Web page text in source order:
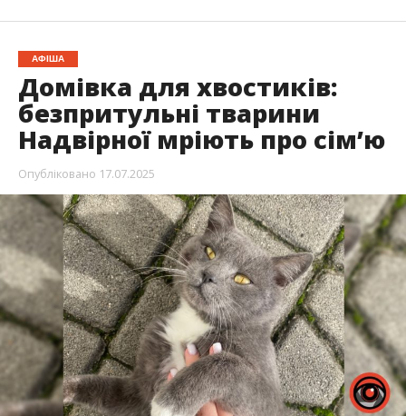
АФІША
Домівка для хвостиків:
безпритульні тварини
Надвірної мріють про сімʼю
Опубліковано 17.07.2025